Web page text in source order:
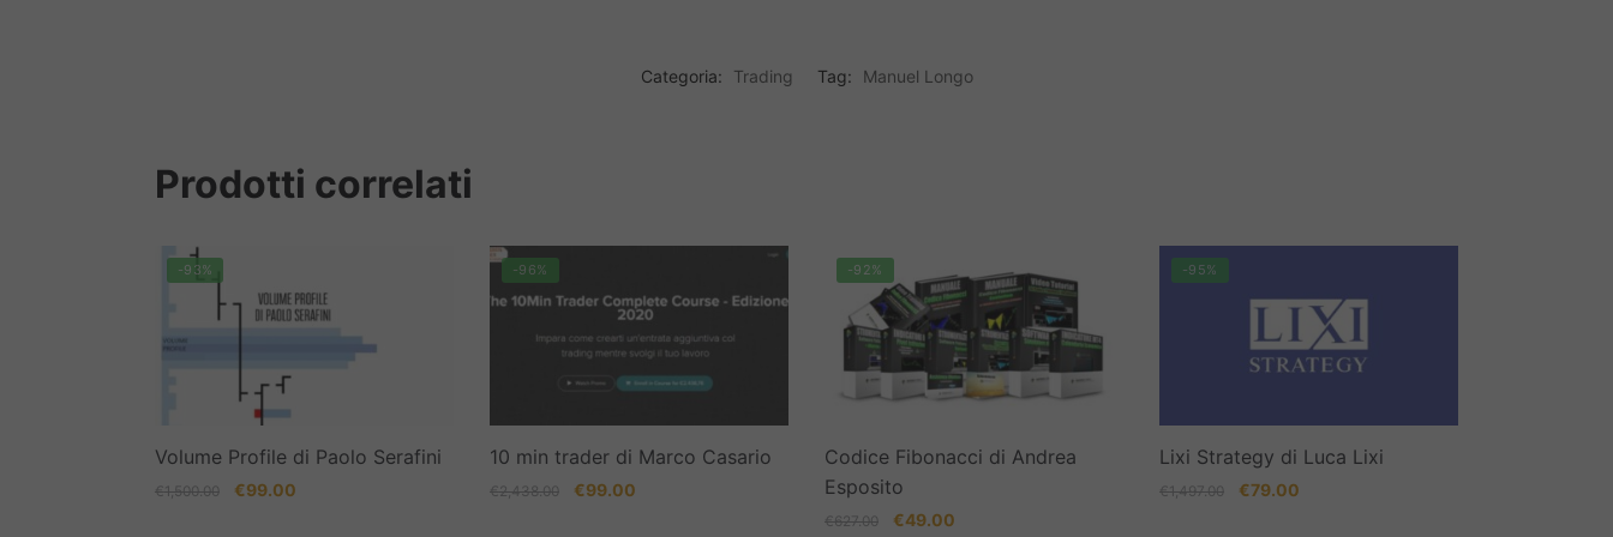
Categoria: Trading Tag: Manuel Longo
Prodotti correlati
-93%
Volume Profile di Paolo Serafini
€1,500.00
Il
€99.00Il
-96%
10 min trader di Marco Casario
€2,438.00
Il
€99.00Il
-92%
Codice Fibonacci di Andrea
Esposito
€627.00
Il
€49.00
-95%
Lixi Strategy di Luca Lixi
€1,497.00
Il
€79.00